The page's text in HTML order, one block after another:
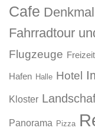
Cafe Denkmal
Fahrradtour
Flugzeuge
Hafen Halle Hotel
Kloster
Panorama Pizza